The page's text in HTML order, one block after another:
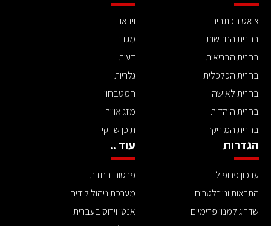
צ'אט הכתבים
בחזית החדשות
בחזית הבריאות
בחזית הכלכלית
בחזית לאישה
בחזית היהדות
בחזית המוזיקה
וידאו
מגזין
דעות
גלריות
המטבחון
מזג אוויר
תוכן שיווקי
הגדרות
עדכון פרופיל
התראות וניוזלטרים
שדרוג למנוי פרימיום
עוד ..
פרסום בחזית
מערכת ניהול לידים
אנטי וירוס בעברית